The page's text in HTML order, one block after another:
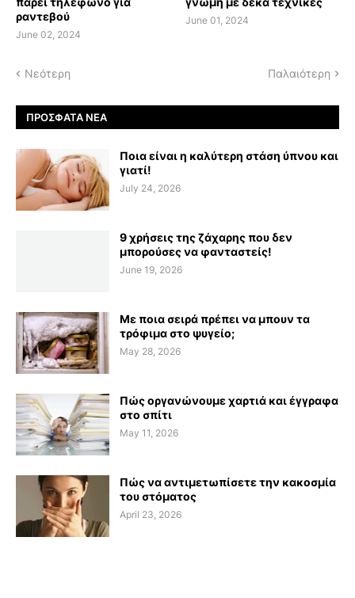
ραντεβού
June 02, 2024
June 01, 2024
Νεότερη Παλαιότερη
ΠΡΌΣΦΑΤΑ ΝΈΑ
Ποια είναι η καλύτερη στάση ύπνου και
γιατί!
July 24, 2026
9 χρήσεις της ζάχαρης που δεν
μπορούσες να φανταστείς!
June 19, 2026
Με ποια σειρά πρέπει να μπουν τα
τρόφιμα στο ψυγείο;
May 28, 2026
Πώς οργανώνουμε χαρτιά και έγγραφα
στο σπίτι
May 11, 2026
Πώς να αντιμετωπίσετε την κακοσμία
του στόματος
April 23, 2026